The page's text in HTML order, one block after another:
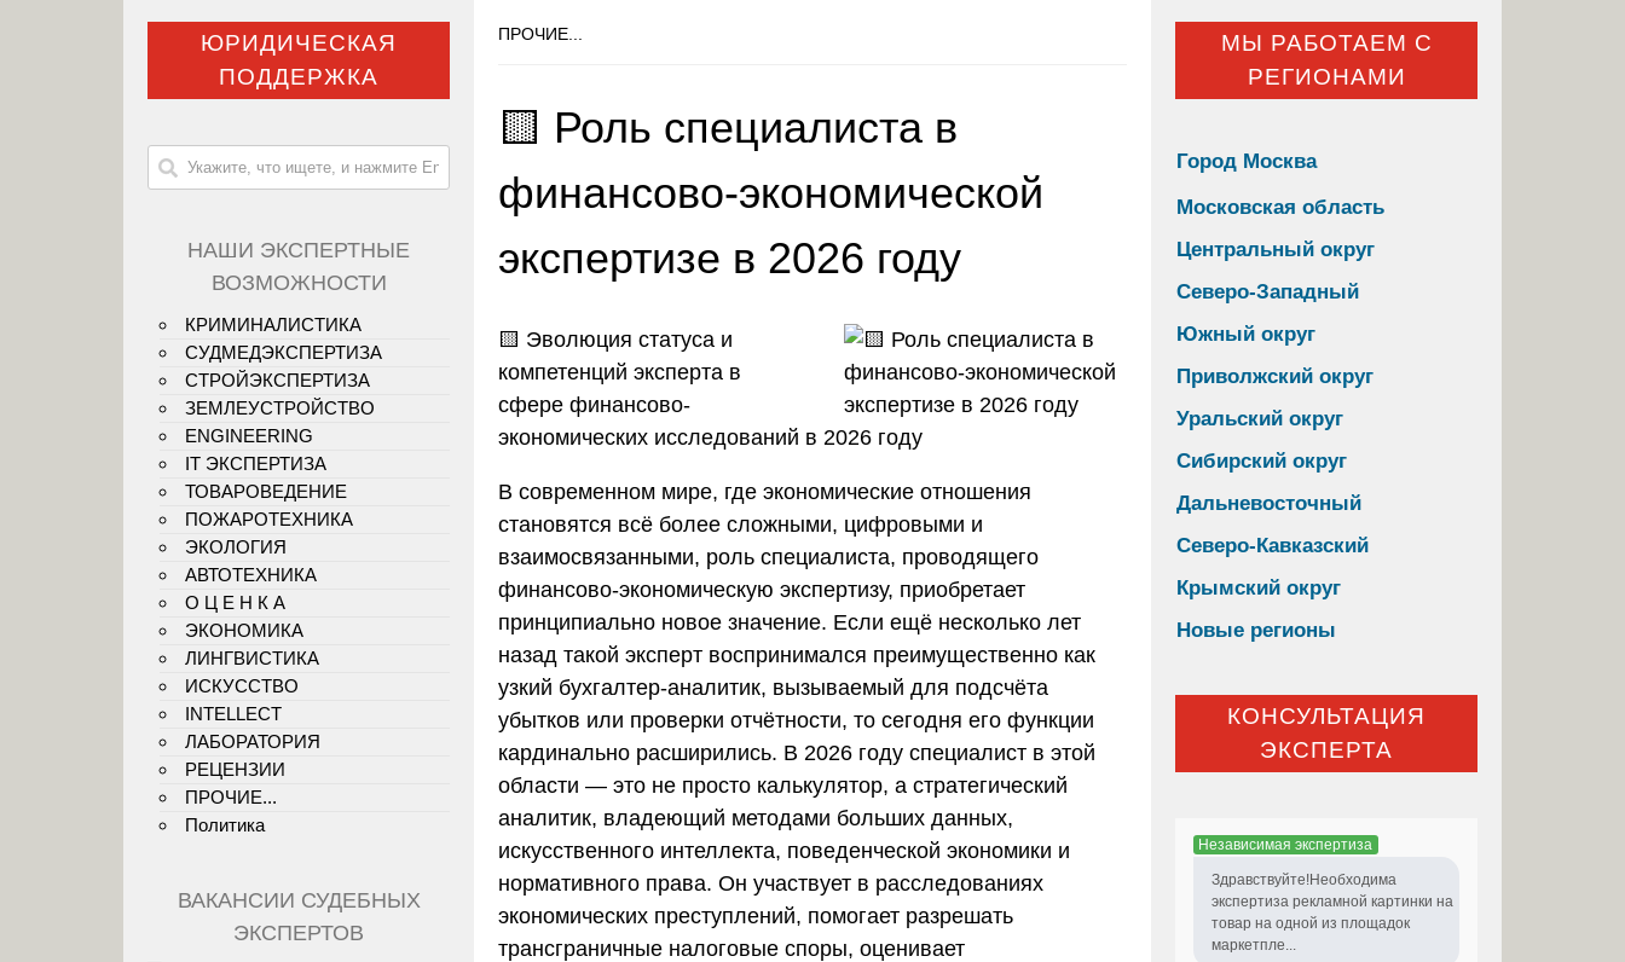
ПРОЧИЕ...
🟨 Роль специалиста в
финансово-экономической
экспертизе в 2026 году
🟨 Эволюция статуса и
компетенций эксперта в
сфере финансово-
экономических исследований в 2026 году
В современном мире, где экономические отношения
становятся всё более сложными, цифровыми и
взаимосвязанными, роль специалиста, проводящего
финансово-экономическую экспертизу, приобретает
принципиально новое значение. Если ещё несколько лет
назад такой эксперт воспринимался преимущественно как
узкий бухгалтер-аналитик, вызываемый для подсчёта
убытков или проверки отчётности, то сегодня его функции
кардинально расширились. В 2026 году специалист в этой
области — это не просто калькулятор, а стратегический
аналитик, владеющий методами больших данных,
искусственного интеллекта, поведенческой экономики и
нормативного права. Он участвует в расследованиях
экономических преступлений, помогает разрешать
трансграничные налоговые споры, оценивает
ЮРИДИЧЕСКАЯ
ПОДДЕРЖКА
НАШИ ЭКСПЕРТНЫЕ
ВОЗМОЖНОСТИ
КРИМИНАЛИСТИКА
СУДМЕДЭКСПЕРТИЗА
СТРОЙЭКСПЕРТИЗА
ЗЕМЛЕУСТРОЙСТВО
ENGINEERING
IT ЭКСПЕРТИЗА
ТОВАРОВЕДЕНИЕ
ПОЖАРОТЕХНИКА
ЭКОЛОГИЯ
АВТОТЕХНИКА
О Ц Е Н К А
ЭКОНОМИКА
ЛИНГВИСТИКА
ИСКУССТВО
INTELLECT
ЛАБОРАТОРИЯ
РЕЦЕНЗИИ
ПРОЧИЕ...
Политика
ВАКАНСИИ СУДЕБНЫХ
ЭКСПЕРТОВ
МЫ РАБОТАЕМ С
РЕГИОНАМИ
Город Москва
Московская область
Центральный округ
Северо-Западный
Южный округ
Приволжский округ
Уральский округ
Сибирский округ
Дальневосточный
Северо-Кавказский
Крымский округ
Новые регионы
КОНСУЛЬТАЦИЯ
ЭКСПЕРТА
Независимая экспертиза
Здравствуйте!Необходима
экспертиза рекламной картинки на
товар на одной из площадок
маркетпле...